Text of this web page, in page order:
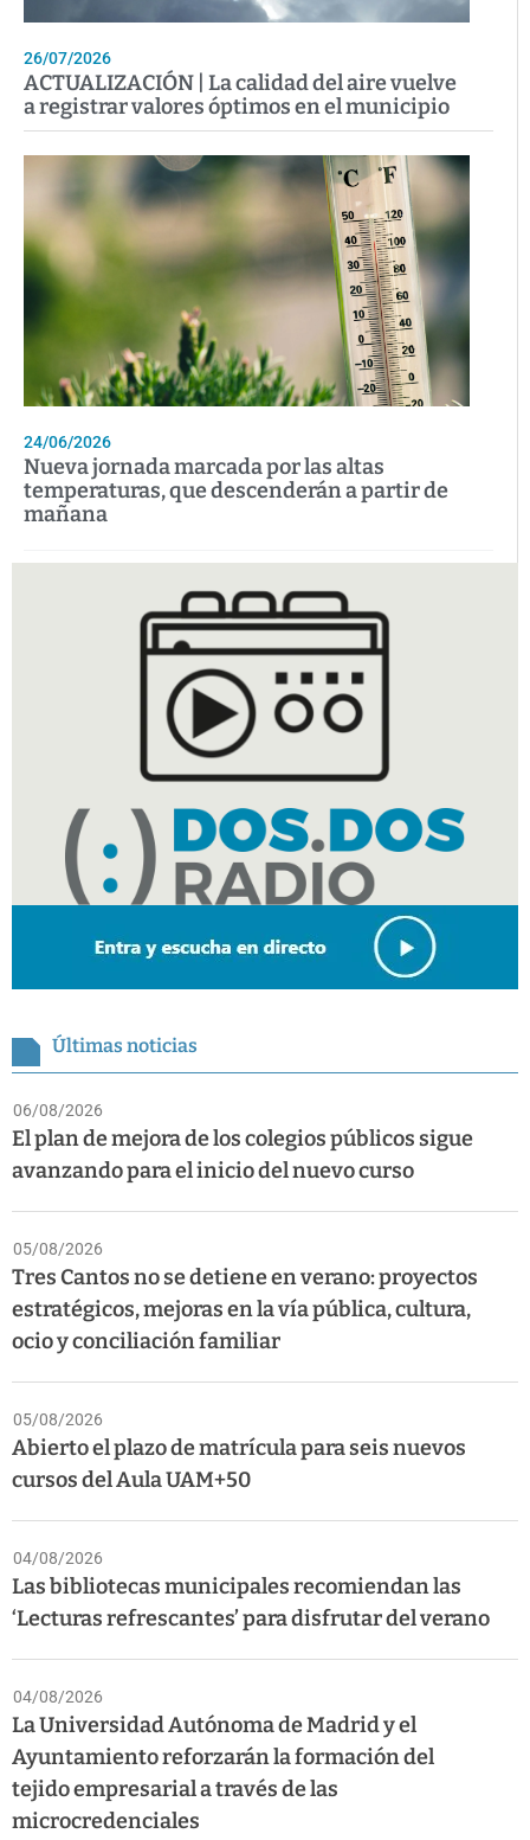
26/07/2026
ACTUALIZACIÓN | La calidad del aire vuelve
a registrar valores óptimos en el municipio
24/06/2026
Nueva jornada marcada por las altas
temperaturas, que descenderán a partir de
mañana
Últimas noticias
06/08/2026
El plan de mejora de los colegios públicos sigue
avanzando para el inicio del nuevo curso
05/08/2026
Tres Cantos no se detiene en verano: proyectos
estratégicos, mejoras en la vía pública, cultura,
ocio y conciliación familiar
05/08/2026
Abierto el plazo de matrícula para seis nuevos
cursos del Aula UAM+50
04/08/2026
Las bibliotecas municipales recomiendan las
‘Lecturas refrescantes’ para disfrutar del verano
04/08/2026
La Universidad Autónoma de Madrid y el
Ayuntamiento reforzarán la formación del
tejido empresarial a través de las
microcredenciales